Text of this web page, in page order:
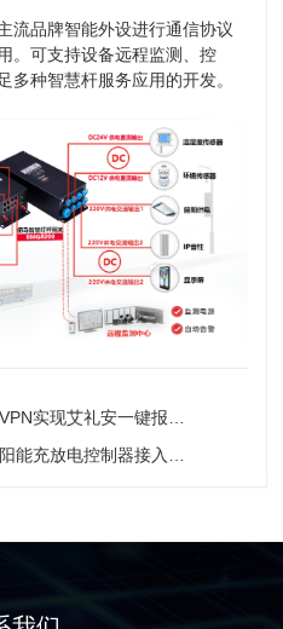
流品牌智能外设进行通信协议
。可支持设备远程监测、控
多种智慧杆服务应用的开发。
艾礼安一键报警的远程管理？
充放电控制器接入简介